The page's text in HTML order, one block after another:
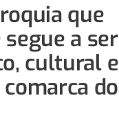
que
a ser
cultural e
do